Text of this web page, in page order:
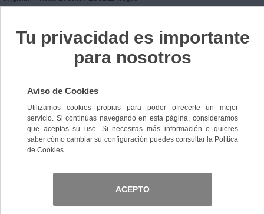
Tinta Brother LC3211 negro
Ref. LC3211BK
Comprar